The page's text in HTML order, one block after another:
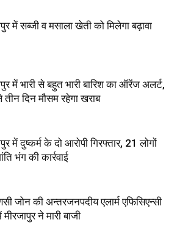
में सब्जी व मसाला खेती को मिलेगा बढ़ावा
में भारी से बहुत भारी बारिश का ऑरेंज अलर्ट,
दिन मौसम रहेगा खराब
में दुष्कर्म के दो आरोपी गिरफ्तार, 21 लोगों
भंग की कार्रवाई
जोन की अन्तरजनपदीय एलार्म एफिसिएन्सी
ने मारी बाजी